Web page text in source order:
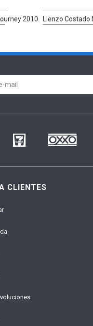
2010 Lienzo
CLIENTES